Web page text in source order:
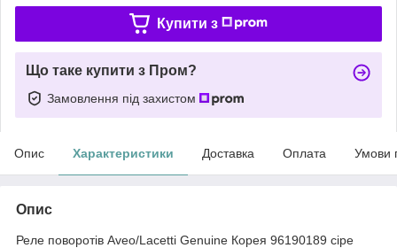
Купити з
Що таке купити з Пром?
Замовлення під захистом
Опис Характеристики Доставка Оплата Умови
Опис
Реле поворотів Aveo/Lacetti Genuine Корея 96190189 сіре